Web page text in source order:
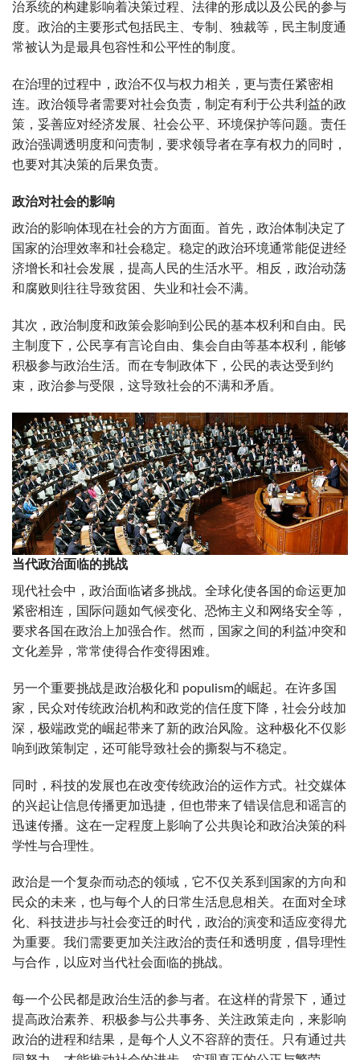
治系统的构建影响着决策过程、法律的形成以及公民的参与
度。政治的主要形式包括民主、专制、独裁等，民主制度通
常被认为是最具包容性和公平性的制度。
在治理的过程中，政治不仅与权力相关，更与责任紧密相
连。政治领导者需要对社会负责，制定有利于公共利益的政
策，妥善应对经济发展、社会公平、环境保护等问题。责任
政治强调透明度和问责制，要求领导者在享有权力的同时，
也要对其决策的后果负责。
政治对社会的影响
政治的影响体现在社会的方方面面。首先，政治体制决定了
国家的治理效率和社会稳定。稳定的政治环境通常能促进经
济增长和社会发展，提高人民的生活水平。相反，政治动荡
和腐败则往往导致贫困、失业和社会不满。
其次，政治制度和政策会影响到公民的基本权利和自由。民
主制度下，公民享有言论自由、集会自由等基本权利，能够
积极参与政治生活。而在专制政体下，公民的表达受到约
束，政治参与受限，这导致社会的不满和矛盾。
当代政治面临的挑战
现代社会中，政治面临诸多挑战。全球化使各国的命运更加
紧密相连，国际问题如气候变化、恐怖主义和网络安全等，
要求各国在政治上加强合作。然而，国家之间的利益冲突和
文化差异，常常使得合作变得困难。
另一个重要挑战是政治极化和 populism的崛起。在许多国
家，民众对传统政治机构和政党的信任度下降，社会分歧加
深，极端政党的崛起带来了新的政治风险。这种极化不仅影
响到政策制定，还可能导致社会的撕裂与不稳定。
同时，科技的发展也在改变传统政治的运作方式。社交媒体
的兴起让信息传播更加迅捷，但也带来了错误信息和谣言的
迅速传播。这在一定程度上影响了公共舆论和政治决策的科
学性与合理性。
政治是一个复杂而动态的领域，它不仅关系到国家的方向和
民众的未来，也与每个人的日常生活息息相关。在面对全球
化、科技进步与社会变迁的时代，政治的演变和适应变得尤
为重要。我们需要更加关注政治的责任和透明度，倡导理性
与合作，以应对当代社会面临的挑战。
每一个公民都是政治生活的参与者。在这样的背景下，通过
提高政治素养、积极参与公共事务、关注政策走向，来影响
政治的进程和结果，是每个人义不容辞的责任。只有通过共